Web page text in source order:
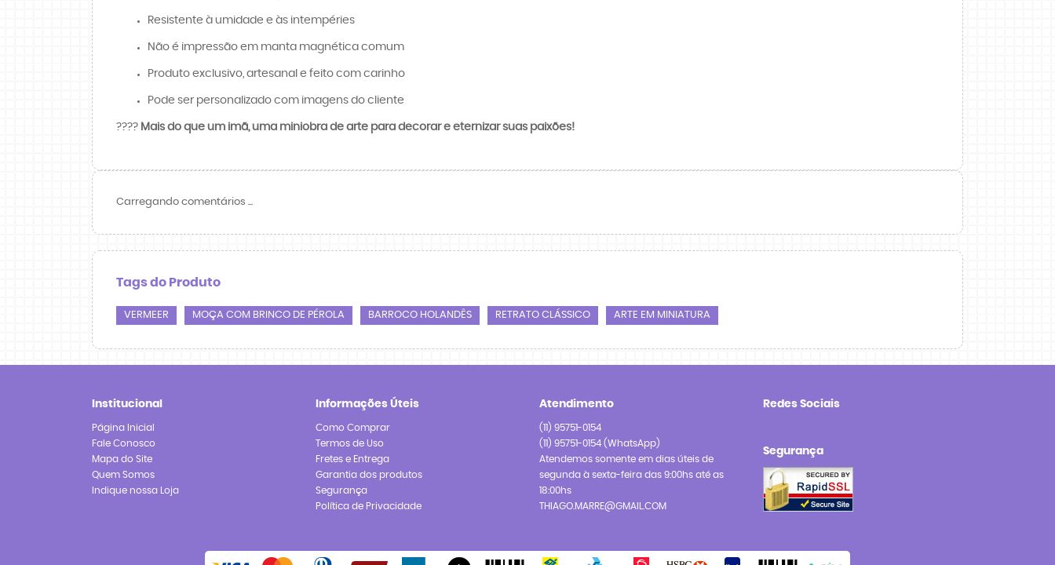
Resistente à umidade e às intempéries
Não é impressão em manta magnética comum
Produto exclusivo, artesanal e feito com carinho
Pode ser personalizado com imagens do cliente
????️ Mais do que um imã, uma miniobra de arte para decorar e eternizar suas paixões!
Carregando comentários ...
Tags do Produto
VERMEER MOÇA COM BRINCO DE PÉROLA BARROCO HOLANDÊS RETRATO CLÁSSICO ARTE EM MINIATURA
Institucional
Página Inicial
Fale Conosco
Mapa do Site
Quem Somos
Indique nossa Loja
Informações Úteis
Como Comprar
Termos de Uso
Fretes e Entrega
Garantia dos produtos
Segurança
Política de Privacidade
Atendimento
(11) 95751-0154
(11) 95751-0154 (WhatsApp)
Atendemos somente em dias úteis de
segunda à sexta-feira das 9:00hs até as
18:00hs
THIAGO.MARRE@GMAIL.COM
Redes Sociais
Segurança